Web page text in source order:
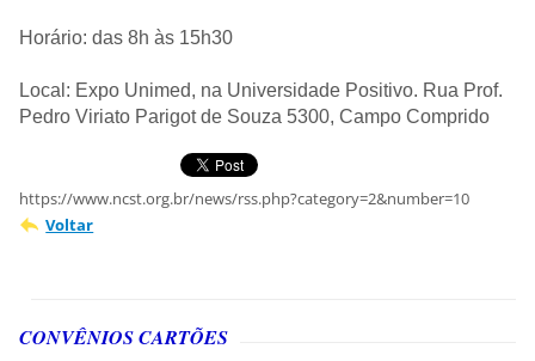
Horário: das 8h às 15h30
Local: Expo Unimed, na Universidade Positivo. Rua Prof.
Pedro Viriato Parigot de Souza 5300, Campo Comprido
https://www.ncst.org.br/news/rss.php?category=2&number=10
Voltar
CONVÊNIOS CARTÕES